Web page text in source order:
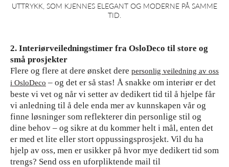
UTTRYKK, SOM KJENNES ELEGANT OG MODERNE PÅ SAMME
TID.
2. Interiørveiledningstimer fra OsloDeco til store og
små prosjekter
Flere og flere at dere ønsket dere personlig veiledning av oss
i OsloDeco – og det er så stas! Å snakke om interiør er det
beste vi vet og når vi setter av dedikert tid til å hjelpe får
vi anledning til å dele enda mer av kunnskapen vår og
finne løsninger som reflekterer din personlige stil og
dine behov – og sikre at du kommer helt i mål, enten det
er med et lite eller stort oppussingsprosjekt. Vil du ha
hjelp av oss, men er usikker på hvor mye dedikert tid som
trengs? Send oss en uforpliktende mail til